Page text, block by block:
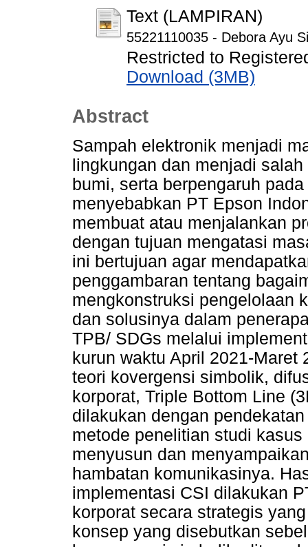
Text (LAMPIRAN)
55221110035 - Debora Ayu
Restricted to
Download (3MB)
Abstract
Sampah elektronik menjadi
lingkungan dan menjadi
bumi, serta berpengaruh
menyebabkan PT Epson
membuat atau menjalankan
dengan tujuan mengatasi
ini bertujuan agar
penggambaran tentang
mengkonstruksi pengelolaan
dan solusinya dalam
TPB/ SDGs melalui
kurun waktu April 2021-Maret
teori kovergensi simbolik,
korporat, Triple Bottom Line
dilakukan dengan
metode penelitian studi
menyusun dan
hambatan komunikasinya.
implementasi CSI dilakukan
korporat secara strategis
konsep yang disebutkan